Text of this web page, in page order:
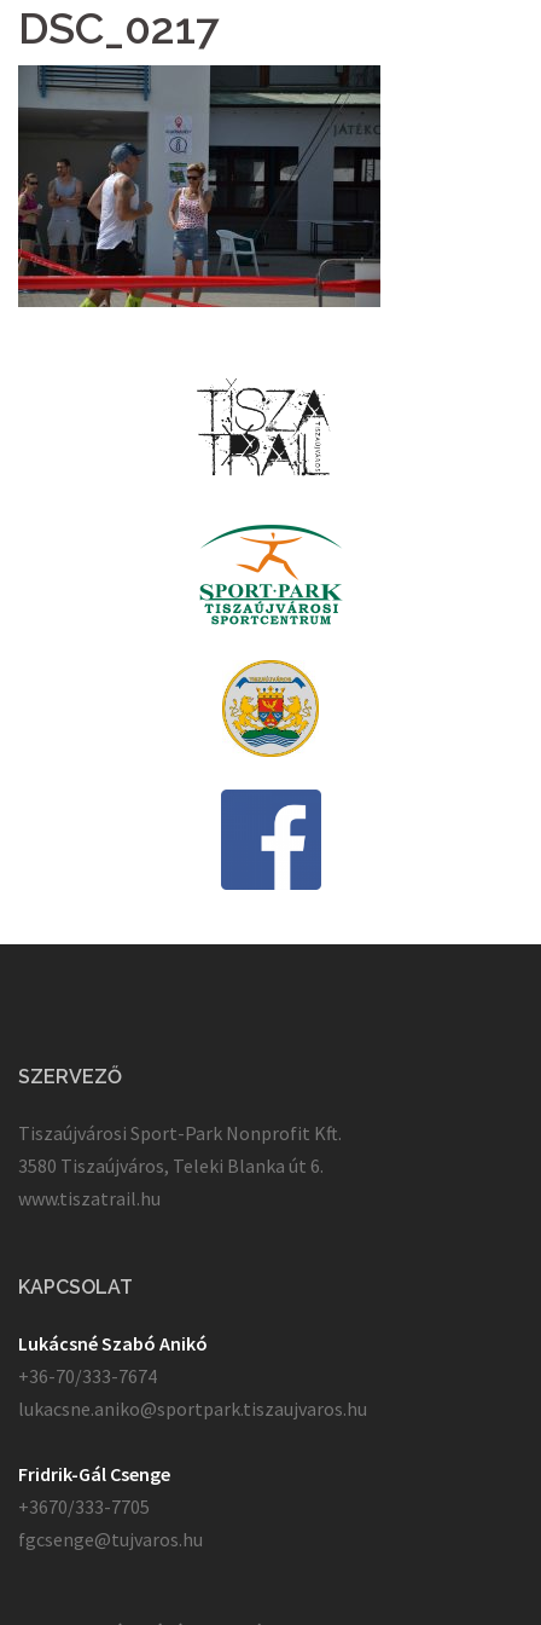
DSC_0217
SZERVEZŐ
Tiszaújvárosi Sport-Park Nonprofit Kft.
3580 Tiszaújváros, Teleki Blanka út 6.
www.tiszatrail.hu
KAPCSOLAT
Lukácsné Szabó Anikó
+36-70/333-7674
lukacsne.aniko@sportpark.tiszaujvaros.hu
Fridrik-Gál Csenge
+3670/333-7705
fgcsenge@tujvaros.hu